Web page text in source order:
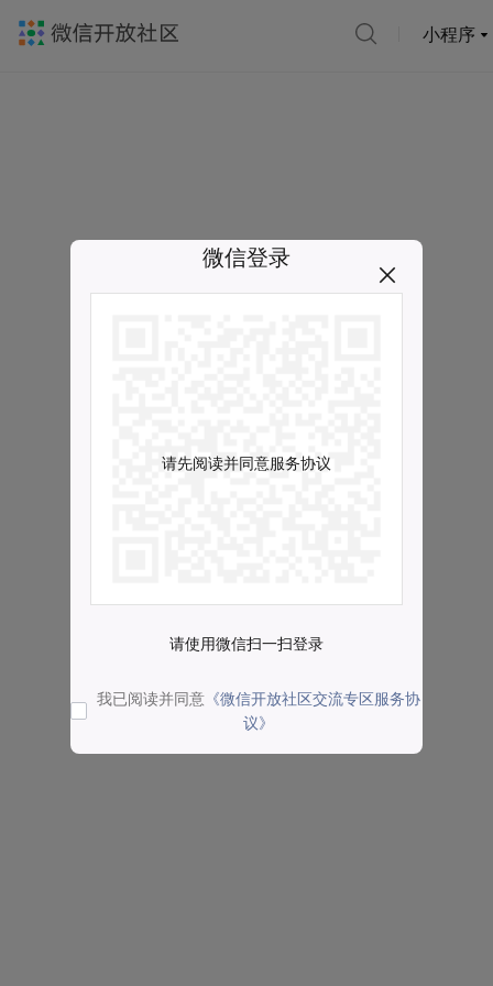
小程序
微信登录
请先阅读并同意服务协议
请使用微信扫一扫登录
我已阅读并同意 《微信开放社区交流专区服务协
议》